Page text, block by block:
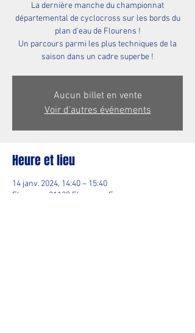
La dernière manche du championnat
départemental de cyclocross sur les bords du
plan d'eau de Flourens !
Un parcours parmi les plus techniques de la
saison dans un cadre superbe !
Aucun billet en vente
Voir d'autres événements
Heure et lieu
14 janv. 2024, 14:40 – 15:40
Flourens, 31130 Flourens, France